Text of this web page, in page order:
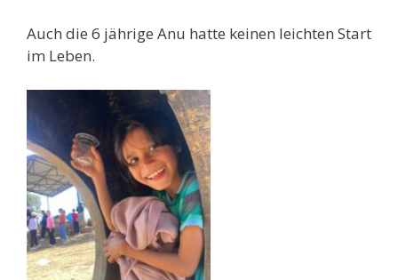
Auch die 6 jährige Anu hatte keinen leichten Start
im Leben.